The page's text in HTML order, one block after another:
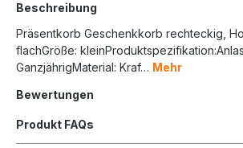
Beschreibung
Präsentkorb Geschenkkorb rechteckig,
flachGröße:
GanzjährigMaterial: Kraf… Mehr
Bewertungen
Produkt FAQs